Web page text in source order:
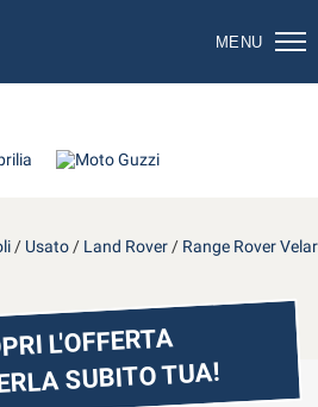
MENU
/ Usato / Land Rover / Range Rover Velar
L'OFFERTA
SUBITO TUA!